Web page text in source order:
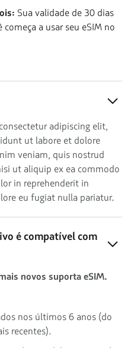
Sua validade de 30 dias
a usar seu eSIM no
adipiscing elit,
ut labore et dolore
veniam, quis nostrud
ut aliquip ex ea commodo
in reprehenderit in
eu fugiat nulla pariatur.
é compatível com
novos suporta eSIM.
nos últimos 6 anos (do
recentes).